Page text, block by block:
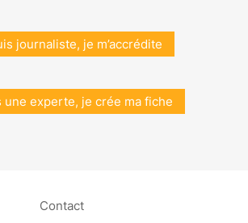
journaliste, je m’accrédite
une experte, je crée ma fiche
Contact